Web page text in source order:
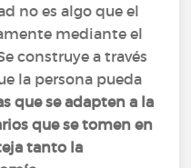
no es algo que el
mediante el
construye a través
la persona pueda
que se adapten a la
que se tomen en
tanto la